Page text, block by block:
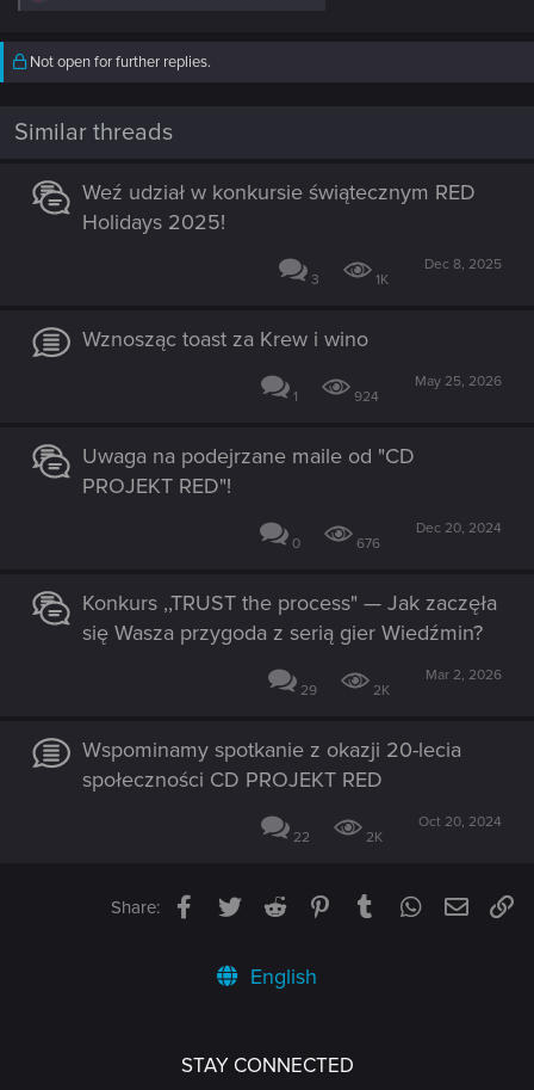
c
t
i
n
s
Not open for further replies.
Similar threads
Weź udział w konkursie świątecznym RED
Holidays 2025!
3 1K
Dec 8, 2025
Wznosząc toast za Krew i wino
1 924
May 25, 2026
Uwaga na podejrzane maile od "CD
PROJEKT RED"!
0 676
Dec 20, 2024
Konkurs ,,TRUST the process" — Jak zaczęła
się Wasza przygoda z serią gier Wiedźmin?
29 2K
Mar 2, 2026
Wspominamy spotkanie z okazji 20-lecia
społeczności CD PROJEKT RED
22 2K
Oct 20, 2024
Share: Facebook
TwitterReddit PinterestTumblrWhatsApp
Email
English
STAY CONNECTED